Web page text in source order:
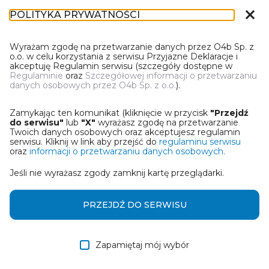
PIERWSZY RAZ W PRZYJAZNYCH
Mamy coś dla Ciebie! Zanim zaczniesz pracę z kreatorem
deklaracji podatkowej zapoznaj się z tutorialami:
Jak wypełnić DN-1? Import z
bazy Excel.
Otwórz film w
nowym oknie
POLITYKA PRYWATNOŚCI close
Wyrażam zgodę na przetwarzanie danych przez O4b Sp. z
o.o. w celu korzystania z serwisu Przyjazne Deklaracje i
akceptuję Regulamin serwisu (szczegóły dostępne w
Regulaminie oraz Szczegółowej informacji o przetwarzaniu
danych osobowych przez O4b Sp. z o.o.).
Zamykając ten komunikat (kliknięcie w przycisk "Przejdź
do serwisu" lub "X" wyrażasz zgodę na przetwarzanie
Twoich danych osobowych oraz akceptujesz regulamin
serwisu. Kliknij w link aby przejść do regulaminu serwisu
oraz informacji o przetwarzaniu danych osobowych.
Jeśli nie wyrażasz zgody zamknij kartę przeglądarki.
Zapamiętaj mój wybór
PRZEJDŹ DO SERWISU